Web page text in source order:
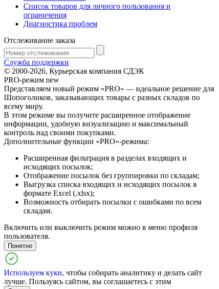
Список товаров для личного пользования и
ограничения
Диагностика проблем
Отслеживание заказа
Служба поддержки
© 2000-2026, Курьерская компания СДЭК
PRO-режим new
Представляем новый режим «PRO» — идеальное решение для
Шопоголиков, заказывающих товары с разных складов по
всему миру.
В этом режиме вы получите расширенное отображение
информации, удобную визуализацию и максимальный
контроль над своими покупками.
Дополнительные функции «PRO»-режима:
Расширенная фильтрация в разделах входящих и
исходящих посылок;
Отображение посылок без группировки по складам;
Выгрузка списка входящих и исходящих посылок в
формате Excel (.xlsx);
Возможность отбирать посылки с ошибками по всем
складам.
Включить или выключить режим можно в меню профиля
пользователя.
Понятно
Используем куки, чтобы собирать аналитику и делать сайт
лучше. Пользуясь сайтом, вы соглашаетесь с этим